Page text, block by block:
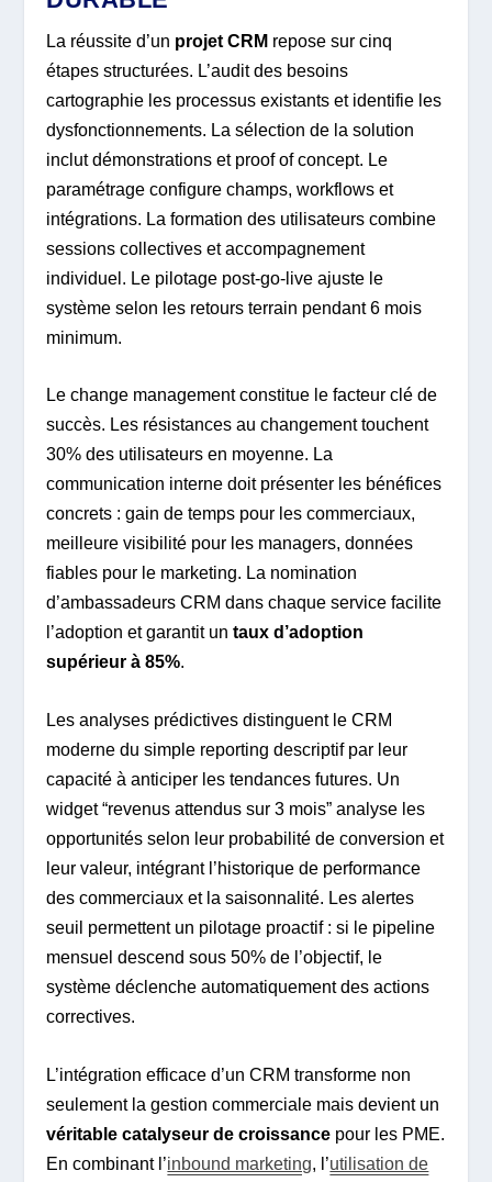
La réussite d’un projet CRM repose sur cinq
étapes structurées. L’audit des besoins
cartographie les processus existants et identifie les
dysfonctionnements. La sélection de la solution
inclut démonstrations et proof of concept. Le
paramétrage configure champs, workflows et
intégrations. La formation des utilisateurs combine
sessions collectives et accompagnement
individuel. Le pilotage post-go-live ajuste le
système selon les retours terrain pendant 6 mois
minimum.
Le change management constitue le facteur clé de
succès. Les résistances au changement touchent
30% des utilisateurs en moyenne. La
communication interne doit présenter les bénéfices
concrets : gain de temps pour les commerciaux,
meilleure visibilité pour les managers, données
fiables pour le marketing. La nomination
d’ambassadeurs CRM dans chaque service facilite
l’adoption et garantit untaux d’adoption
supérieur à 85%.
Les analyses prédictives distinguent le CRM
moderne du simple reporting descriptif par leur
capacité à anticiper les tendances futures. Un
widget “revenus attendus sur 3 mois” analyse les
opportunités selon leur probabilité de conversion et
leur valeur, intégrant l’historique de performance
des commerciaux et la saisonnalité. Les alertes
seuil permettent un pilotage proactif : si le pipeline
mensuel descend sous 50% de l’objectif, le
système déclenche automatiquement des actions
correctives.
L’intégration efficace d’un CRM transforme non
seulement la gestion commerciale mais devient un
véritable catalyseur de croissance pour les PME.
En combinant l’inbound marketing, l’utilisation de